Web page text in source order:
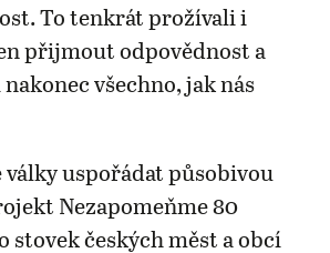
To tenkrát prožívali i
přijmout odpovědnost a
všechno, jak nás
uspořádat působivou
Nezapomeňme 80
stovek českých měst a obcí